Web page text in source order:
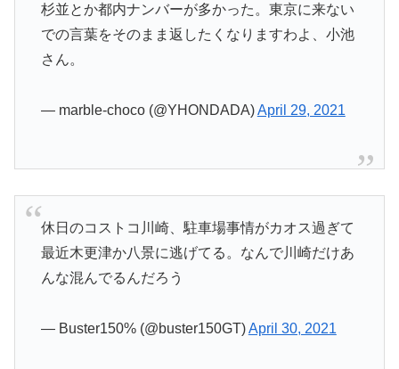
杉並とか都内ナンバーが多かった。東京に来ない
での言葉をそのまま返したくなりますわよ、小池
さん。
— marble-choco (@YHONDADA)April 29, 2021
休日のコストコ川崎、駐車場事情がカオス過ぎて
最近木更津か八景に逃げてる。なんで川崎だけあ
んな混んでるんだろう
— Buster150% (@buster150GT)April 30, 2021